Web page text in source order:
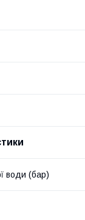
води (бар)